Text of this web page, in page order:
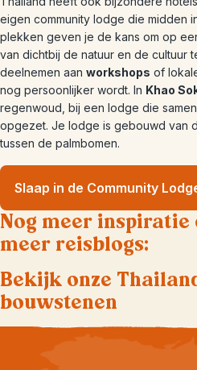
eigen community lodge die midden
plekken geven je de kans om op
van dichtbij de natuur en de cultuur
deelnemen aan workshops of
nog persoonlijker wordt. In Khao
regenwoud, bij een lodge die
opgezet. Je lodge is gebouwd van
tussen de palmbomen.
Slaap in de Community
Nog meer inspiratie
meer reisblogs:
Bekijk onze
bouwstenen